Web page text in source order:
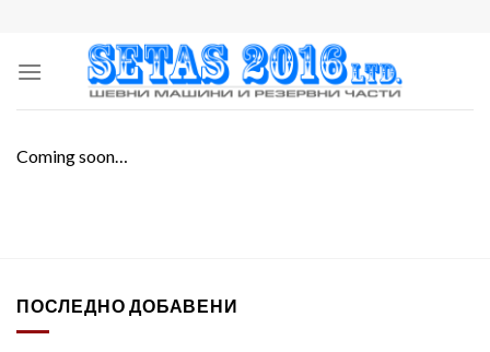
content
Coming soon…
ПОСЛЕДНО ДОБАВЕНИ